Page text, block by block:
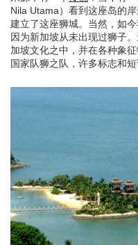
Nila Utama）看到这座岛的
建立了这座狮城。当然，如
因为新加坡从未出现过狮子
加坡文化之中，并在各种象
国家队狮之队，许多标志和短